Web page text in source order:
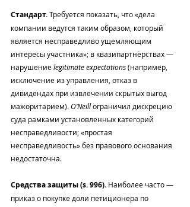
Стандарт. Требуется показать, что «дела
компании ведутся таким образом, который
является несправедливо ущемляющим
интересы участника»; в квазипартнёрствах —
нарушение legitimate expectations (например,
исключение из управления, отказ в
дивидендах при извлечении скрытых выгод
мажоритарием). O’Neill ограничил дискрецию
суда рамками установленных категорий
несправедливости; «простая
несправедливость» без правового основания
недостаточна.
Средства защиты (s. 996). Наиболее часто —
приказ о покупке доли петиционера по